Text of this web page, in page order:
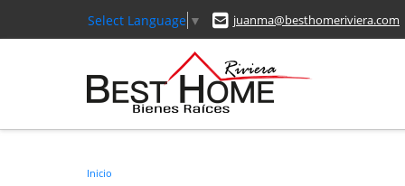
Select Language ▼ juanma@besthomeriviera.com
Inicio